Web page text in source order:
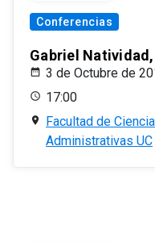
Conferencias
Gabriel
3 de Octubre de
17:00
Facultad de
Administrativas UC